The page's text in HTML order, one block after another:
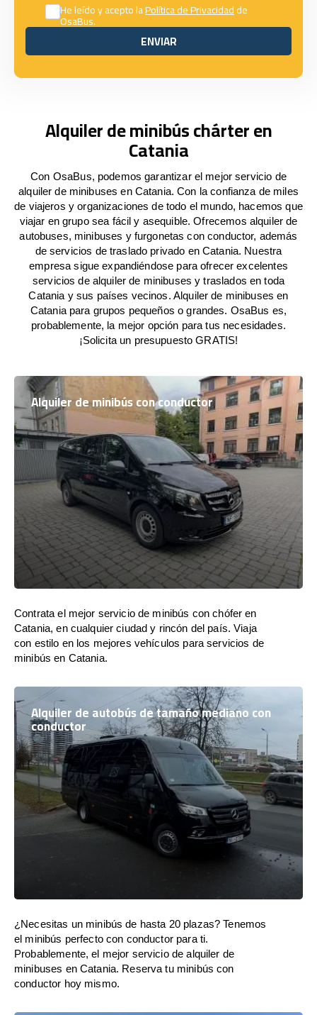
He leído y acepto laPolítica de Privacidadde
OsaBus.
ENVIAR
ENVIAR
Alquiler de minibús chárter en
Catania
Con OsaBus, podemos garantizar el mejor servicio de
alquiler de minibuses en Catania. Con la confianza de miles
de viajeros y organizaciones de todo el mundo, hacemos que
viajar en grupo sea fácil y asequible. Ofrecemos alquiler de
autobuses, minibuses y furgonetas con conductor, además
de servicios de traslado privado en Catania. Nuestra
empresa sigue expandiéndose para ofrecer excelentes
servicios de alquiler de minibuses y traslados en toda
Catania y sus países vecinos. Alquiler de minibuses en
Catania para grupos pequeños o grandes. OsaBus es,
probablemente, la mejor opción para tus necesidades.
¡Solicita un presupuesto GRATIS!
Alquiler de minibús con conductor
Contrata el mejor servicio de minibús con chófer en
Catania, en cualquier ciudad y rincón del país. Viaja
con estilo en los mejores vehículos para servicios de
minibús en Catania.
Alquiler de autobús de tamaño mediano con
conductor
¿Necesitas un minibús de hasta 20 plazas? Tenemos
el minibús perfecto con conductor para ti.
Probablemente, el mejor servicio de alquiler de
minibuses en Catania. Reserva tu minibús con
conductor hoy mismo.